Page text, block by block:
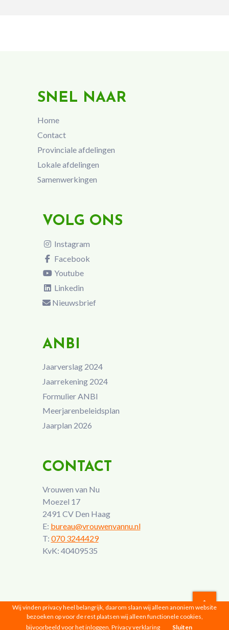
SNEL NAAR
Home
Contact
Provinciale afdelingen
Lokale afdelingen
Samenwerkingen
VOLG ONS
Instagram
Facebook
Youtube
Linkedin
Nieuwsbrief
ANBI
Jaarverslag 2024
Jaarrekening 2024
Formulier ANBI
Meerjarenbeleidsplan
Jaarplan 2026
CONTACT
Vrouwen van Nu
Moezel 17
2491 CV Den Haag
E: bureau@vrouwenvannu.nl
T: 070 3244429
KvK: 40409535
Vrouwen van Nu © 2026 |Privacyverklaring
Wij vinden privacy heel belangrijk, daarom slaan wij alleen anoniem website
bezoeken op voor de rest plaatsen wij alleen functionele cookies,
bijvoorbeeld voor het inloggen. Privacy verklaring Sluiten